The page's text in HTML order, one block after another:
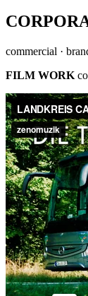
commercial ·
FILM WORK